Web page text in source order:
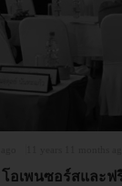
อเพนซอร์สและฟ